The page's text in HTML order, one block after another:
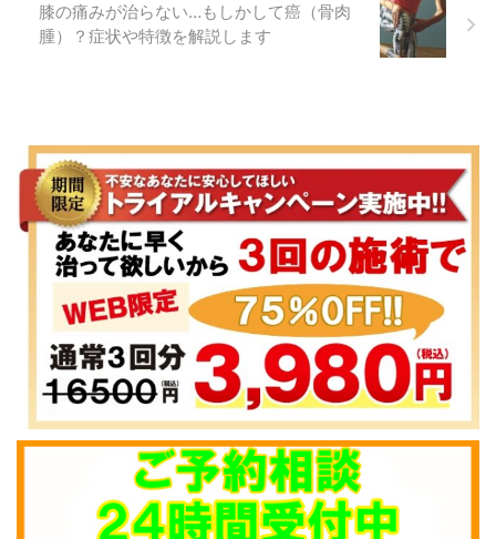
膝の痛みが治らない…もしかして癌（骨肉
腫）？症状や特徴を解説します